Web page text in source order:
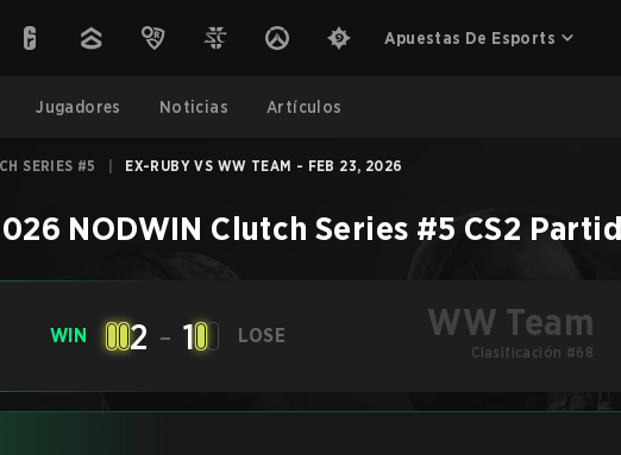
Apuestas De Esports
Jugadores Noticias Artículos
SERIES #5 EX-RUBY VS WW TEAM - FEB 23, 2026
NODWIN Clutch Series #5 CS2
WIN 2 - 1 LOSE WW Team
Clasificación #68